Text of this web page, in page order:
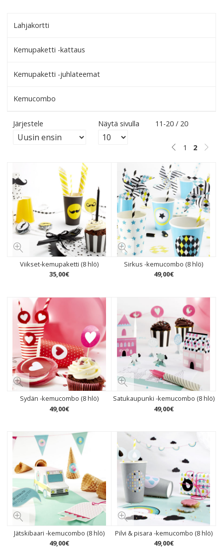
Lahjakortti
Kemupaketti -kattaus
Kemupaketti -juhlateemat
Kemucombo
Järjestele Näytä sivulla 11-20 / 20
1 2
Viikset-kemupaketti (8 hlö)
35,00€
Sirkus -kemucombo (8 hlö)
49,00€
Sydän -kemucombo (8 hlö)
49,00€
Satukaupunki -kemucombo (8 hlö)
49,00€
Jätskibaari -kemucombo (8 hlö)
49,00€
Pilvi & pisara -kemucombo (8 hlö)
49,00€